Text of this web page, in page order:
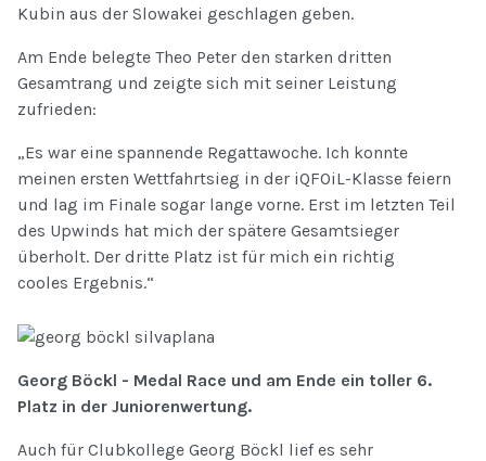
Kubin aus der Slowakei geschlagen geben.
Am Ende belegte Theo Peter den starken dritten
Gesamtrang und zeigte sich mit seiner Leistung
zufrieden:
„Es war eine spannende Regattawoche. Ich konnte
meinen ersten Wettfahrtsieg in der iQFOiL-Klasse feiern
und lag im Finale sogar lange vorne. Erst im letzten Teil
des Upwinds hat mich der spätere Gesamtsieger
überholt. Der dritte Platz ist für mich ein richtig
cooles Ergebnis.“
Georg Böckl - Medal Race und am Ende ein toller 6.
Platz in der Juniorenwertung.
Auch für Clubkollege Georg Böckl lief es sehr